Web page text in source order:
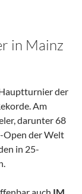
in Mainz
der
Am
darunter 68
Open der Welt
in 25-